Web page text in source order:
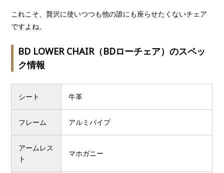
これこそ、贅沢に使いつつも他の誰にも座らせたくないチェア
ですよね。
BD LOWER CHAIR（BDローチェア）のスペッ
ク情報
シート 牛革
フレーム アルミパイプ
アームレス
ト
マホガニー